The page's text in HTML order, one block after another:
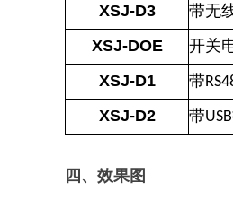
XSJ-D3
带无
XSJ-DOE
开关
XSJ-D1
带
XSJ-D2
带USB
四、效果图